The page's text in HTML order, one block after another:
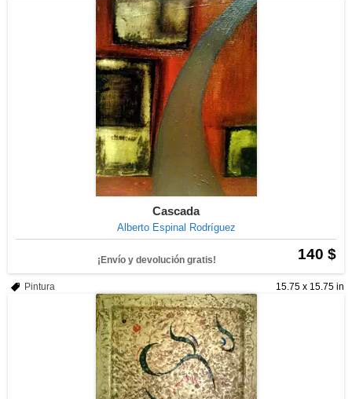
Cascada
Alberto Espinal Rodríguez
140 $
¡Envío y devolución gratis!
15.75 x 15.75 in
Pintura